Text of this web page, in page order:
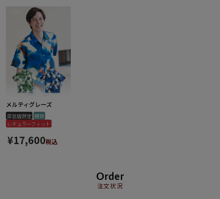
メルティグレーズ
直営店限定 開襟
レギュラーフィット
¥17,600税込
Order
注文状況